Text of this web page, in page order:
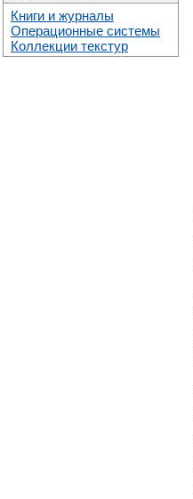
Книги и журналы
Операционные системы
Коллекции текстур